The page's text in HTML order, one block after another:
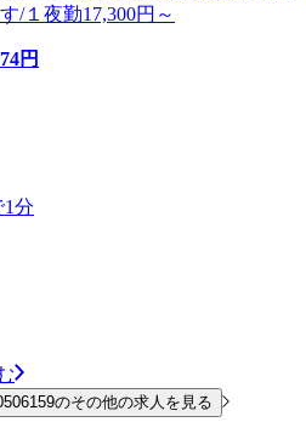
/１夜勤17,300円～
円
分
のその他の求人を見る